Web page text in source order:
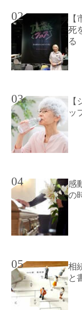
02
死
る
03
ッ
04
感
の
05
相
と